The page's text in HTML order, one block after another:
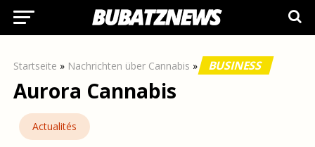
Startseite » Nachrichten über Cannabis » BUSINESS
Aurora Cannabis
Actualités